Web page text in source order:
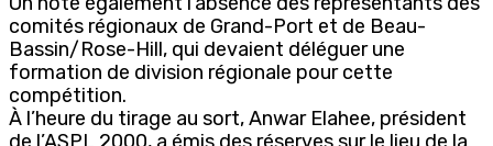
comités régionaux de Grand-Port et de Beau-
Bassin/Rose-Hill, qui devaient déléguer une
formation de division régionale pour cette
compétition.
À l’heure du tirage au sort, Anwar Elahee, président